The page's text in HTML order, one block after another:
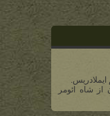
ایملادریس.
از شاه ائومر